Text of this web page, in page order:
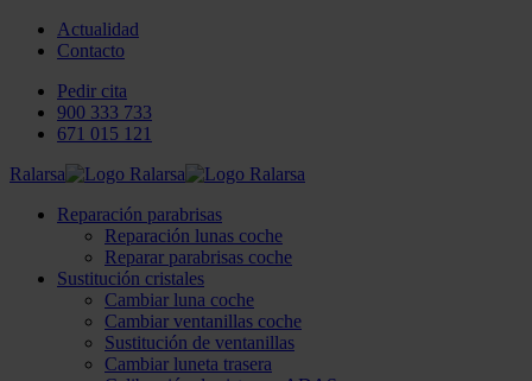
Actualidad
Contacto
Pedir cita
900 333 733
671 015 121
Ralarsa
Reparación parabrisas
Reparación lunas coche
Reparar parabrisas coche
Sustitución cristales
Cambiar luna coche
Cambiar ventanillas coche
Sustitución de ventanillas
Cambiar luneta trasera